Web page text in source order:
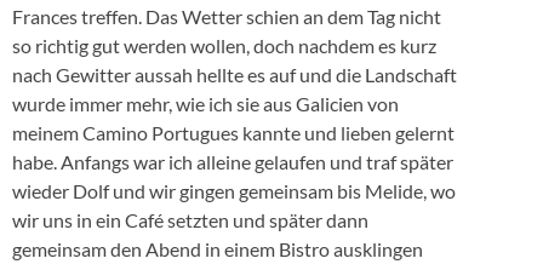
Frances treffen. Das Wetter schien an dem Tag nicht
so richtig gut werden wollen, doch nachdem es kurz
nach Gewitter aussah hellte es auf und die Landschaft
wurde immer mehr, wie ich sie aus Galicien von
meinem Camino Portugues kannte und lieben gelernt
habe. Anfangs war ich alleine gelaufen und traf später
wieder Dolf und wir gingen gemeinsam bis Melide, wo
wir uns in ein Café setzten und später dann
gemeinsam den Abend in einem Bistro ausklingen